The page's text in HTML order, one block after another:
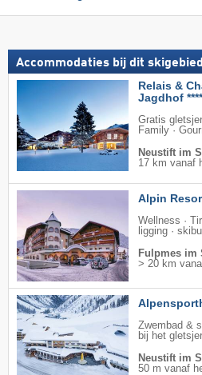
Accommodaties bij dit skigebied
Relais &
Jagdhof
Gratis
Family ·
Neustift im
17 km vanaf
Alpin
Wellness ·
ligging ·
Fulpmes im
> 20 km
Zwembad &
bij het
Neustift im
50 m vanaf